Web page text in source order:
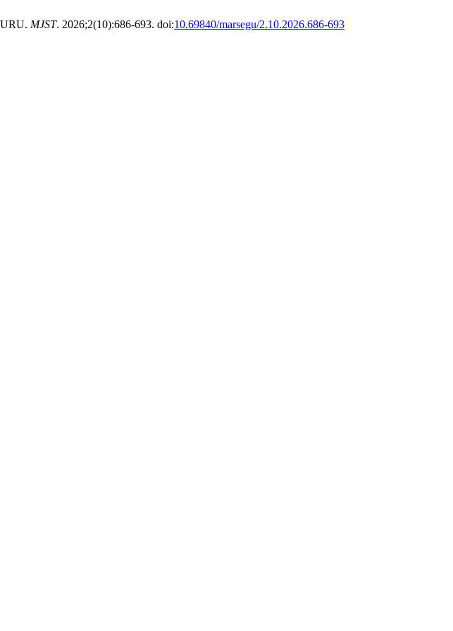
MJST. 2026;2(10):686-693. doi:10.69840/marsegu/2.10.2026.686-693